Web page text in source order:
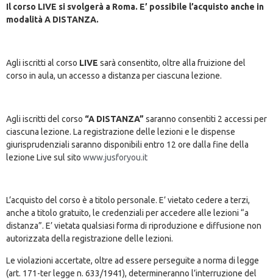
Il corso LIVE si svolgerà a Roma. E’ possibile l’acquisto anche in
modalità A DISTANZA.
Agli iscritti al corso LIVE sarà consentito, oltre alla fruizione del
corso in aula, un accesso a distanza per ciascuna lezione.
Agli iscritti del corso “A DISTANZA” saranno consentiti 2 accessi per
ciascuna lezione. La registrazione delle lezioni e le dispense
giurisprudenziali saranno disponibili entro 12 ore dalla fine della
lezione Live sul sito www.jusforyou.it
L’acquisto del corso è a titolo personale. E’ vietato cedere a terzi,
anche a titolo gratuito, le credenziali per accedere alle lezioni “a
distanza”. E’ vietata qualsiasi forma di riproduzione e diffusione non
autorizzata della registrazione delle lezioni.
Le violazioni accertate, oltre ad essere perseguite a norma di legge
(art. 171-ter legge n. 633/1941), determineranno l’interruzione del